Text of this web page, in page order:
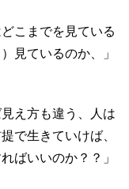
こまでを見ている
見ているのか、」
え方も違う、人は
で生きていけば、
ばいいのか？？」